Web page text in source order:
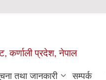
कर्णाली प्रदेश, नेपाल
तथा जानकारी सम्पर्क